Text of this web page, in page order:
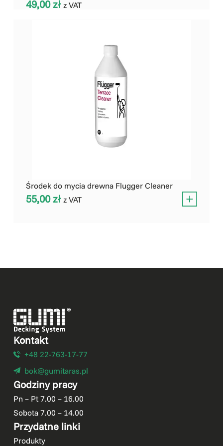
49,00zł z VAT
Środek do mycia drewna Flugger Cleaner
55,00zł z VAT
Kontakt
+48 22-763-17-77
bok@gumitaras.pl
Godziny pracy
Pn – Pt 7.00 – 16.00
Sobota 7.00 – 14.00
Przydatne linki
Produkty